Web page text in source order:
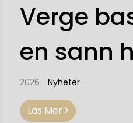
Verge
en sann
2026 Nyheter
Läs Mer